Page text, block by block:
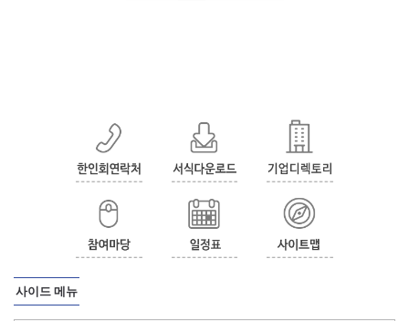
사이드 메뉴